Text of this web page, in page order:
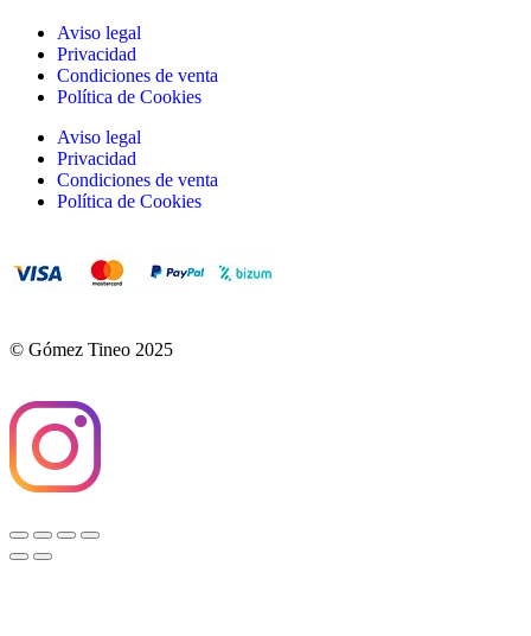
Aviso legal
Privacidad
Condiciones de venta
Política de Cookies
Aviso legal
Privacidad
Condiciones de venta
Política de Cookies
© Gómez Tineo 2025